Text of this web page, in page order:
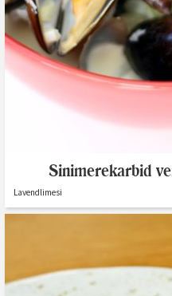
Sinimerekarbid
Lavendlimesi